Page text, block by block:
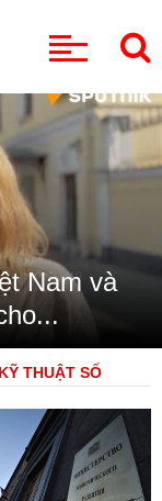
Nam và
THUẬT SỐ